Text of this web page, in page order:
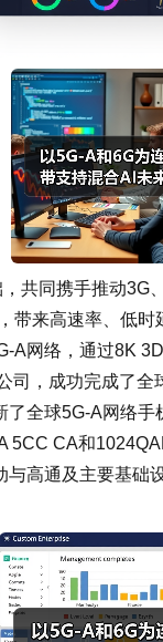
共同携手推动3G
带来高速率、低
A网络，通过8K
，成功完成了
全球5G-A网络
5CC CA和
高通及主要基